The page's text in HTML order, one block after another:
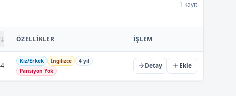
1 kayıt
ÖZELLIKLER İŞLEM
Kız/Erkek İngilizce
4 yıl
Pansiyon Yok
Detay Ekle